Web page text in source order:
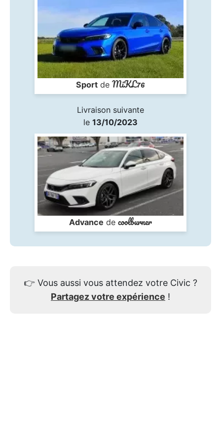
Sport de MiKL76
Livraison suivante
le 13/10/2023
Advance de coolburner
👉Vous aussi vous attendez votre Civic ?
Partagez votre expérience !